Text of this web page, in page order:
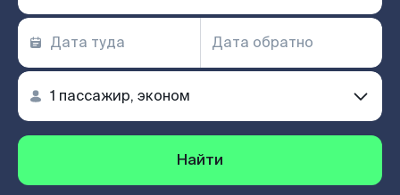
Найти